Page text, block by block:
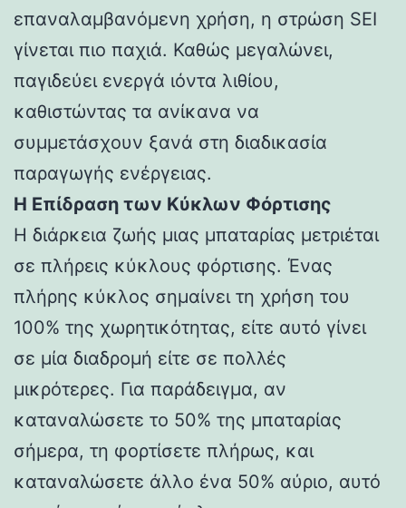
επαναλαμβανόμενη χρήση, η στρώση SEI
γίνεται πιο παχιά. Καθώς μεγαλώνει,
παγιδεύει ενεργά ιόντα λιθίου,
καθιστώντας τα ανίκανα να
συμμετάσχουν ξανά στη διαδικασία
παραγωγής ενέργειας.
Η Επίδραση των Κύκλων Φόρτισης
Η διάρκεια ζωής μιας μπαταρίας μετριέται
σε πλήρεις κύκλους φόρτισης. Ένας
πλήρης κύκλος σημαίνει τη χρήση του
100% της χωρητικότητας, είτε αυτό γίνει
σε μία διαδρομή είτε σε πολλές
μικρότερες. Για παράδειγμα, αν
καταναλώσετε το 50% της μπαταρίας
σήμερα, τη φορτίσετε πλήρως, και
καταναλώσετε άλλο ένα 50% αύριο, αυτό